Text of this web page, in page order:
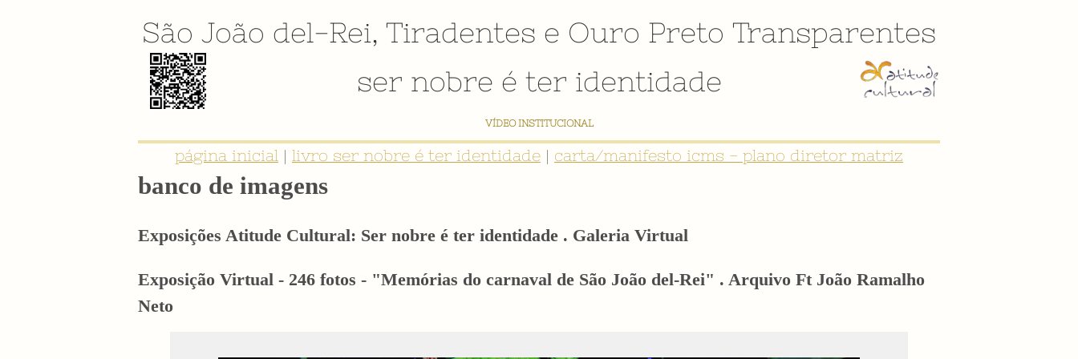
São João del-Rei, Tiradentes e Ouro Preto Transparentes
ser nobre é ter identidade
VÍDEO INSTITUCIONAL
página inicial | livro ser nobre é ter identidade | carta/manifesto icms - plano diretor matriz
banco de imagens
Exposições Atitude Cultural: Ser nobre é ter identidade . Galeria Virtual
Exposição Virtual - 246 fotos - "Memórias do carnaval de São João del-Rei" . Arquivo Ft João Ramalho
Neto